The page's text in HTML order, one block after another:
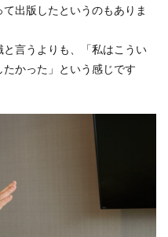
出版したというのもありま
と言うよりも、「私はこうい
かった」という感じです